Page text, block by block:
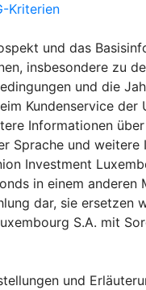
Kriterien
und das
insbesondere zu
und die
Kundenservice
Informationen
Sprache und
Investment
in einem
dar, sie
S.A. mit
und